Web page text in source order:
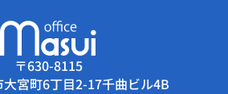
〒630-8115
宮町6丁目2-17千曲ビル4B